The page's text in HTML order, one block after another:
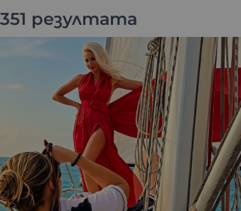
резултата